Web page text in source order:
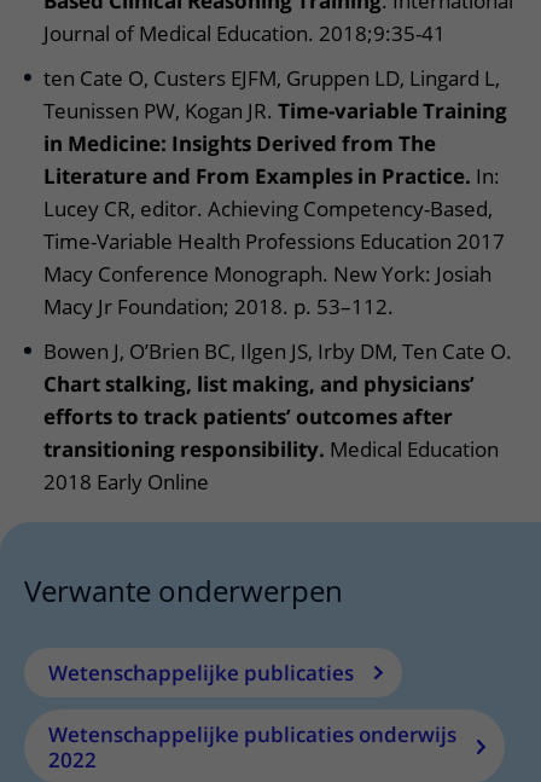
Journal of Medical Education. 2018;9:35-41
ten Cate O, Custers EJFM, Gruppen LD, Lingard L,
Teunissen PW, Kogan JR. Time-variable Training
in Medicine: Insights Derived from The
Literature and From Examples in Practice. In:
Lucey CR, editor. Achieving Competency-Based,
Time-Variable Health Professions Education 2017
Macy Conference Monograph. New York: Josiah
Macy Jr Foundation; 2018. p. 53–112.
Bowen J, O’Brien BC, Ilgen JS, Irby DM, Ten Cate O.
Chart stalking, list making, and physicians’
efforts to track patients’ outcomes after
transitioning responsibility. Medical Education
2018 Early Online
Verwante onderwerpen
Wetenschappelijke publicaties
Wetenschappelijke publicaties onderwijs
2022